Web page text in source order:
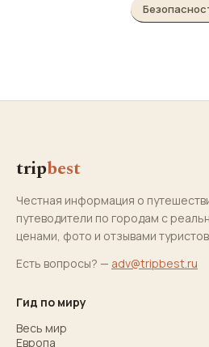
tripbest
Честная информация о
путеводители по городам с
ценами, фото и отзывами
Есть вопросы? — adv@tripbest.ru
Гид по миру
Весь мир
Европа